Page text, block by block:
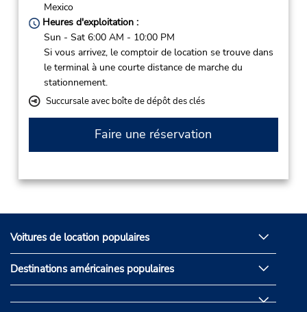
Mexico
Heures d'exploitation :
Sun - Sat 6:00 AM - 10:00 PM
Si vous arrivez, le comptoir de location se trouve dans
le terminal à une courte distance de marche du
stationnement.
Succursale avec boîte de dépôt des clés
Faire une réservation
Voitures de location populaires
Destinations américaines populaires